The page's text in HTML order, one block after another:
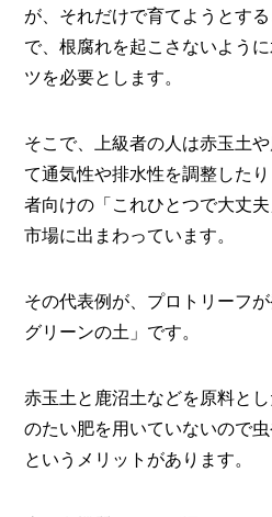
が、それだけで育てようとす
で、根腐れを起こさないよう
ツを必要とします。
そこで、上級者の人は赤玉土
て通気性や排水性を調整した
者向けの「これひとつで大丈
市場に出まわっています。
その代表例が、プロトリーフ
グリーンの土」です。
赤玉土と鹿沼土などを原料と
のたい肥を用いていないので
というメリットがあります。